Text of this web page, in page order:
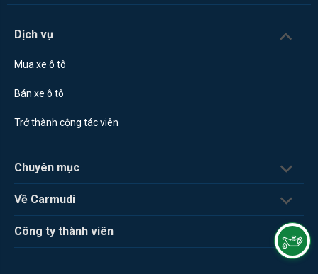
Dịch vụ
Mua xe ô tô
Bán xe ô tô
Trở thành cộng tác viên
Chuyên mục
Về Carmudi
Công ty thành viên